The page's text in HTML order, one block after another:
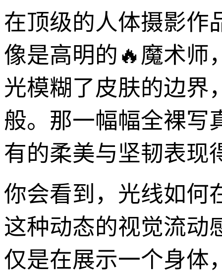
在顶级的人体摄影作
像是高明的🔥魔术师
光模糊了皮肤的边界
般。那一幅幅全裸写
有的柔美与坚韧表现
你会看到，光线如何
这种动态的视觉流动
仅是在展示一个身体